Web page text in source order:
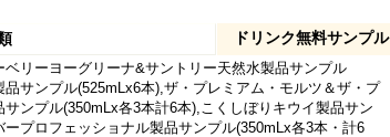
ドリンク無料サンプル
リーヨーグリーナ&サントリー天然水製品サンプル
サンプル(525mLx6本),ザ・プレミアム・モルツ＆ザ・プ
ンプル(350mLx各3本計6本),こくしぼりキウイ製品サン
プロフェッショナル製品サンプル(350mLx各3本・計6